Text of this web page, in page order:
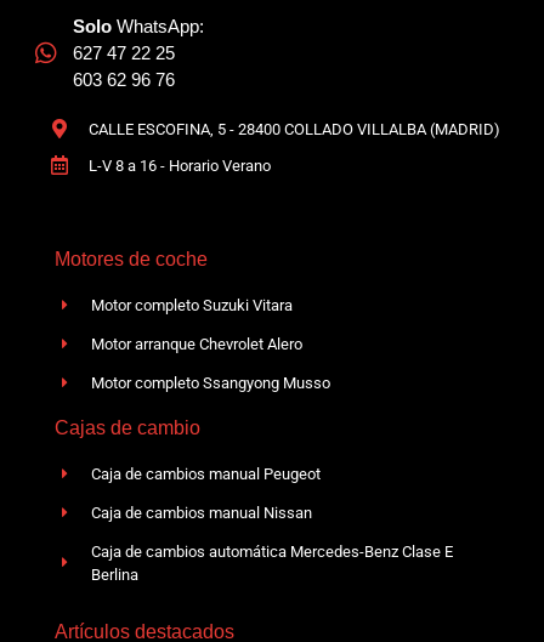
Solo WhatsApp:
627 47 22 25
603 62 96 76
CALLE ESCOFINA, 5 - 28400 COLLADO VILLALBA (MADRID)
L-V 8 a 16 - Horario Verano
Motores de coche
Motor completo Suzuki Vitara
Motor arranque Chevrolet Alero
Motor completo Ssangyong Musso
Cajas de cambio
Caja de cambios manual Peugeot
Caja de cambios manual Nissan
Caja de cambios automática Mercedes-Benz Clase E
Berlina
Artículos destacados